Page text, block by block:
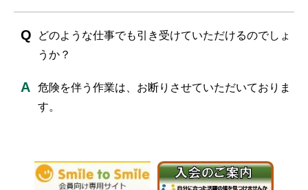
どのような仕事でも引き受けていただけるのでしょ
うか？
危険を伴う作業は、お断りさせていただいておりま
す。